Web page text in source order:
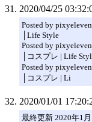
2020/04/25
Posted by
│Life Style
Posted by
│コスプレ | Life
Posted by
│コスプレ | Li
2020/01/01
最終更新 2020年1月